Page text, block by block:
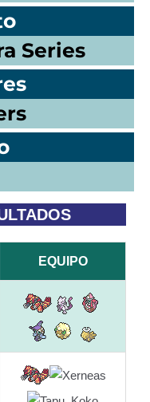
Series
EQUIPO